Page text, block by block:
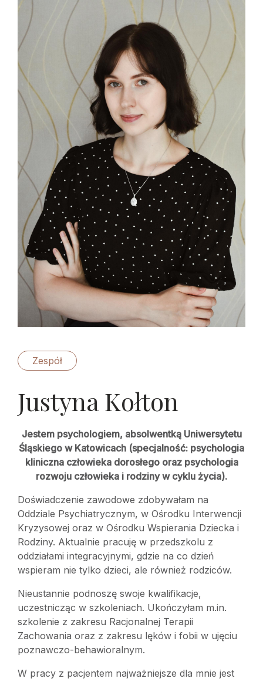
Zespół
Justyna Kołton
Jestem psychologiem, absolwentką Uniwersytetu
Śląskiego w Katowicach (specjalność: psychologia
kliniczna człowieka dorosłego oraz psychologia
rozwoju człowieka i rodziny w cyklu życia).
Doświadczenie zawodowe zdobywałam na
Oddziale Psychiatrycznym, w Ośrodku Interwencji
Kryzysowej oraz w Ośrodku Wspierania Dziecka i
Rodziny. Aktualnie pracuję w przedszkolu z
oddziałami integracyjnymi, gdzie na co dzień
wspieram nie tylko dzieci, ale również rodziców.
Nieustannie podnoszę swoje kwalifikacje,
uczestnicząc w szkoleniach. Ukończyłam m.in.
szkolenie z zakresu Racjonalnej Terapii
Zachowania oraz z zakresu lęków i fobii w ujęciu
poznawczo-behawioralnym.
W pracy z pacjentem najważniejsze dla mnie jest